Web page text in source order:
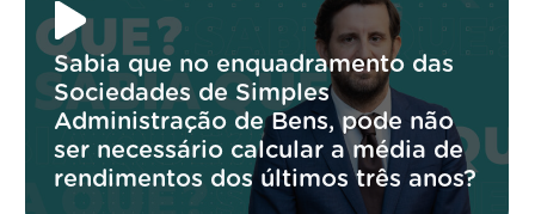
Sabia que no enquadramento das
Sociedades de Simples
Administração de Bens, pode não
ser necessário calcular a média de
rendimentos dos últimos três anos?